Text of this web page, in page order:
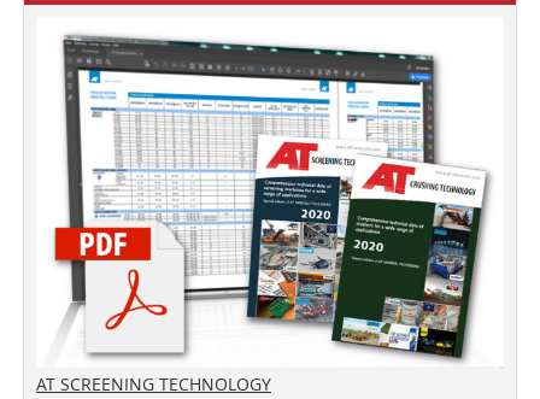
AT SCREENING TECHNOLOGY